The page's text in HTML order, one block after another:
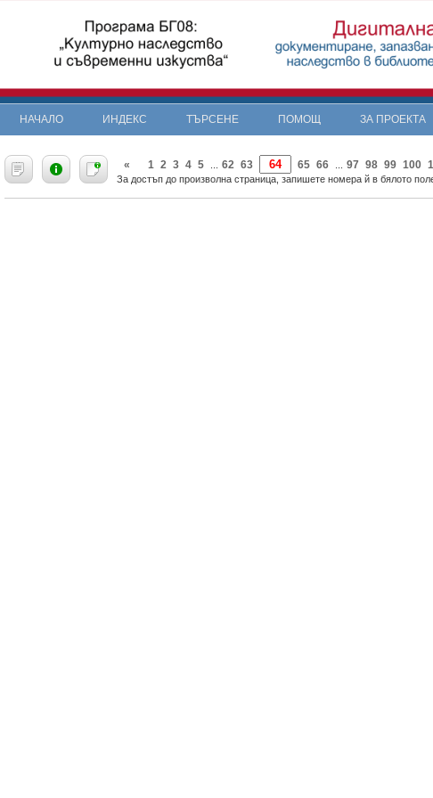
НАЧАЛО ИНДЕКС ТЪРСЕНЕ ПОМОЩ ЗА ПРОЕКТА
« 1 2 3 4 5 62 63 65 66 97 98 99 100
За достъп до произволна страница, запишете номера й в бялото